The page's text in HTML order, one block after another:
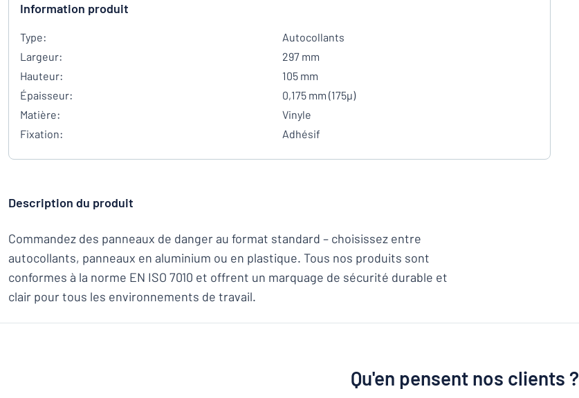
Information produit
Type:
Autocollants
Largeur:
297 mm
Hauteur:
105 mm
Épaisseur:
0,175 mm (175µ)
Matière:
Vinyle
Fixation:
Adhésif
Description du produit
Commandez des panneaux de danger au format standard – choisissez entre
autocollants, panneaux en aluminium ou en plastique. Tous nos produits sont
conformes à la norme EN ISO 7010 et offrent un marquage de sécurité durable et
clair pour tous les environnements de travail.
Qu'en pensent nos clients ?